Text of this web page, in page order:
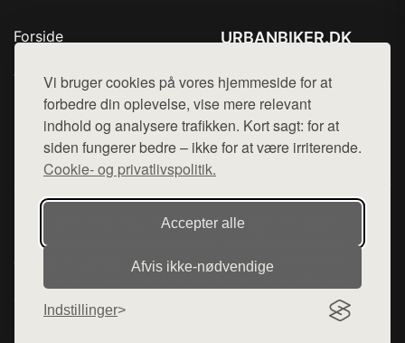
Vi bruger cookies på vores hjemmeside for at
forbedre din oplevelse, vise mere relevant
indhold og analysere trafikken. Kort sagt: for at
siden fungerer bedre – ikke for at være irriterende.
Cookie- og privatlivspolitik.
Accepter alle
Afvis ikke‑nødvendige
Indstillinger
Forside
Top Rabatter
Blog
Kontakt
URBANBIKER.DK
Mail: hej@want.dk
Cookie- og privatlivspolitik
Denne side er en del af want.dk, der udgiver en række
hjemmesider med præsentation af forskellige produkter fra
diverse webshops. Der sælges ikke varer fra denne side - vi
varerne på lager.